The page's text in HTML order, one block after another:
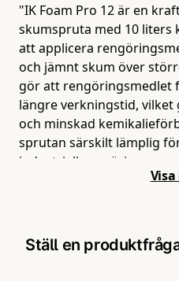
"IK Foam Pro 12 är en
skumspruta med 10 liters
att applicera
och jämnt skum över
gör att rengöringsmedlet
längre verkningstid,
och minskad
sprutan särskilt lämplig
industriell rengöring,
Sprutan är konstruerad
Den stora volymen på 10
kan arbeta längre utan
Ställ en